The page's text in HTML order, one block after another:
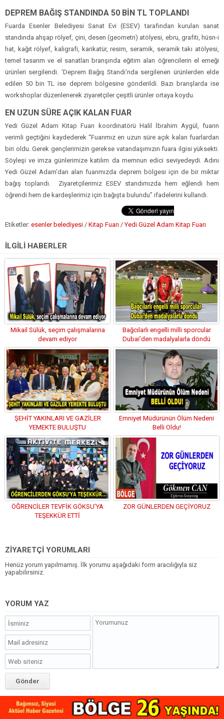
DEPREM BAĞIŞ STANDINDA 50 BİN TL TOPLANDI
Fuarda Esenler Belediyesi Sanat Evi (ESEV) tarafından kurulan sanat
standında ahşap rölyef, çini, desen (geometri) atölyesi, ebru, grafiti, hüsn-i
hat, kağıt rölyef, kaligrafi, karikatür, resim, seramik, seramik takı atölyesi,
temel tasarım ve el sanatları branşında eğitim alan öğrencilerin el emeği
ürünleri sergilendi. ‘Deprem Bağış Standı’nda sergilenen ürünlerden elde
edilen 50 bin TL ise deprem bölgesine gönderildi. Bazı branşlarda ise
workshoplar düzenlenerek ziyaretçiler çeşitli ürünler ortaya koydu.
EN UZUN SÜRE AÇIK KALAN FUAR
Yedi Güzel Adam Kitap Fuarı koordinatörü Halil İbrahim Aygül, fuarın
verimli geçtiğini kaydederek “Fuarımız en uzun süre açık kalan fuarlardan
biri oldu. Gerek gençlerimizin gerekse vatandaşımızın fuara ilgisi yüksekti.
Söyleşi ve imza günlerimize katılım da memnun edici seviyedeydi. Adını
Yedi Güzel Adam’dan alan fuarımızda deprem bölgesi için de bir miktar
bağış toplandı. Ziyaretçilerimiz ESEV standımızda hem eğlendi hem
öğrendi hem de kardeşlerimiz için bağışta bulundu” ifadelerini kullandı.
Etiketler: esenler belediyesi / Kitap Fuarı /Yedi Güzel Adam Kitap Fuarı
İLGİLİ HABERLER
Mikail Sülük, seçim çalışmalarına
devam ediyor
Bağcılarlı engelli milli sporcular
Dubai’den madalyalarla döndü
ŞEHİT YAKINLARI VE GAZİLER
YEMEKTE BULUŞTU
Emniyet Müdürünün Ölüm Nedeni
Belli Oldu!
ÖĞRENCİLER TEVFİK GÖKSU’YA
TEŞEKKÜR ETTİ
ZOR GÜNLERDEN GEÇİYORUZ
ZİYARETÇİ YORUMLARI
Henüz yorum yapılmamış. İlk yorumu aşağıdaki form aracılığıyla siz
yapabilirsiniz.
YORUM YAZ